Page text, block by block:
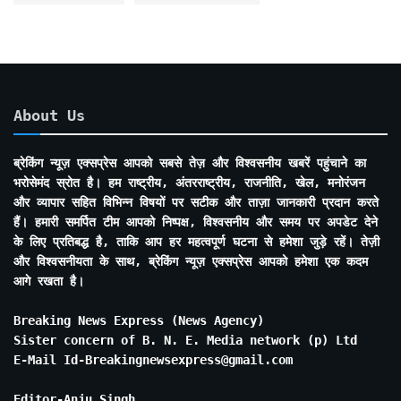
About Us
ब्रेकिंग न्यूज़ एक्सप्रेस आपको सबसे तेज़ और विश्वसनीय खबरें पहुंचाने का
भरोसेमंद स्रोत है। हम राष्ट्रीय, अंतरराष्ट्रीय, राजनीति, खेल, मनोरंजन
और व्यापार सहित विभिन्न विषयों पर सटीक और ताज़ा जानकारी प्रदान करते
हैं। हमारी समर्पित टीम आपको निष्पक्ष, विश्वसनीय और समय पर अपडेट देने
के लिए प्रतिबद्ध है, ताकि आप हर महत्वपूर्ण घटना से हमेशा जुड़े रहें। तेज़ी
और विश्वसनीयता के साथ, ब्रेकिंग न्यूज़ एक्सप्रेस आपको हमेशा एक कदम
आगे रखता है।
Breaking News Express (News Agency)
Sister concern of B. N. E. Media network (p) Ltd
E-Mail Id-Breakingnewsexpress@gmail.com